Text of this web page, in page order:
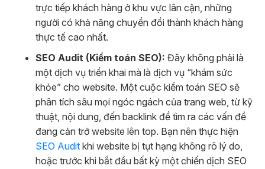
trực tiếp khách hàng ở khu vực lân cận, những
người có khả năng chuyển đổi thành khách hàng
thực tế cao nhất.
SEO Audit (Kiểm toán SEO): Đây không phải là
một dịch vụ triển khai mà là dịch vụ “khám sức
khỏe” cho website. Một cuộc kiểm toán SEO sẽ
phân tích sâu mọi ngóc ngách của trang web, từ kỹ
thuật, nội dung, đến backlink để tìm ra các vấn đề
đang cản trở website lên top. Bạn nên thực hiện
SEO Audit khi website bị tụt hạng không rõ lý do,
hoặc trước khi bắt đầu bất kỳ một chiến dịch SEO